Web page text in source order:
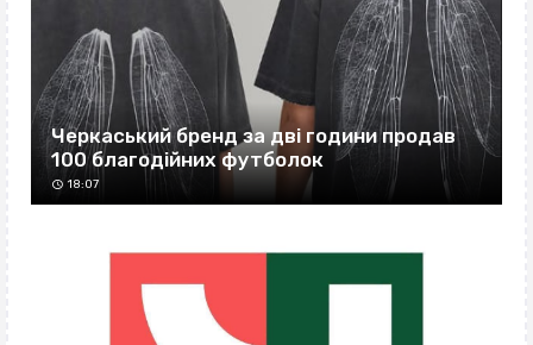
Черкаський бренд за дві години продав
100 благодійних футболок
18:07